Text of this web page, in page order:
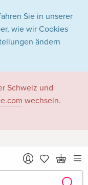
Sie in unserer
wie wir Cookies
ändern
Schweiz und
wechseln.